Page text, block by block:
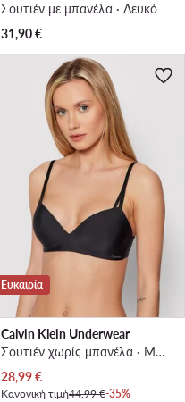
Σουτιέν με μπανέλα · Λευκό
31,90€
Ευκαιρία
Calvin Klein Underwear
Σουτιέν χωρίς μπανέλα · Μαύρο
Τρέχουσα τιμή
28,99€
Κανονική τιμή44,99 €-35%